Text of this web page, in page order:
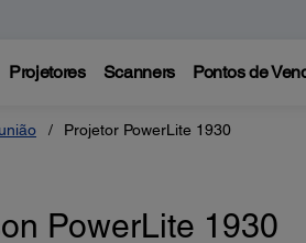
Projetores Scanners Pontos de
Projetor PowerLite 1930
PowerLite 1930